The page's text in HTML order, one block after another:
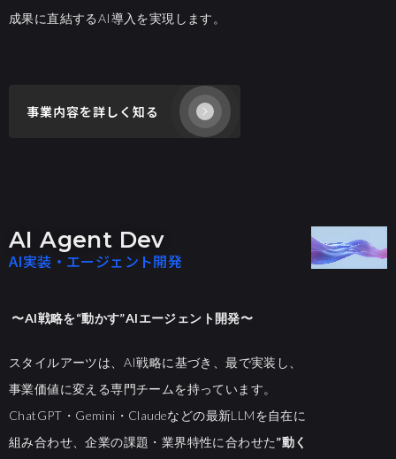
成果に直結するAI導入を実現します。
事業内容を詳しく知る
AI Agent Dev
AI実装・エージェント開発
〜AI戦略を“動かす”AIエージェント開発〜
スタイルアーツは、AI戦略に基づき、最で実装し、
事業価値に変える専門チームを持っています。
ChatGPT・Gemini・Claudeなどの最新LLMを自在に
組み合わせ、企業の課題・業界特性に合わせた”動く